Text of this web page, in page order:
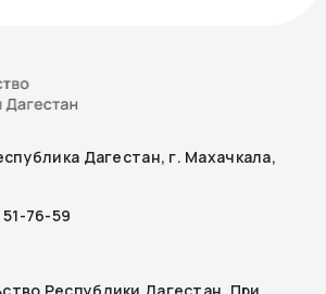
Дагестан, г. Махачкала,
76-59